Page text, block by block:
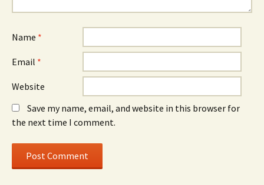
Name *
Email *
Website
Save my name, email, and website in this browser for
the next time I comment.